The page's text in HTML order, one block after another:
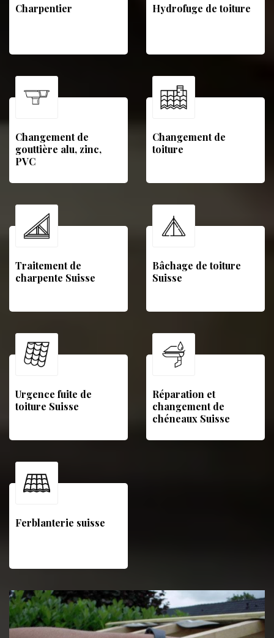
Charpentier Hydrofuge de toiture
Changement de
gouttière alu, zinc,
PVC
Changement de
toiture
Traitement de
charpente Suisse
Bâchage de toiture
Suisse
Urgence fuite de
toiture Suisse
Réparation et
changement de
chéneaux Suisse
Ferblanterie suisse